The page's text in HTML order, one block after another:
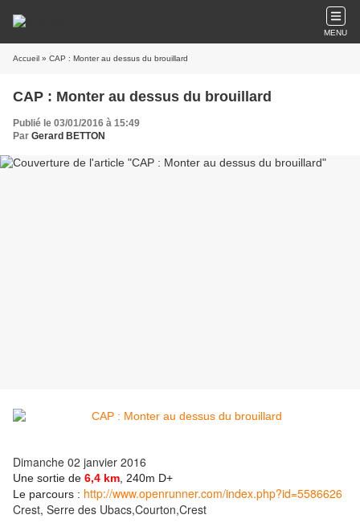
MENU
Accueil » CAP : Monter au dessus du brouillard
CAP : Monter au dessus du brouillard
Publié le 03/01/2016 à 15:49
Par Gerard BETTON
Dimanche 02 janvier 2016
Une sortie de 6,4 km 240m D+
Le parcours : http://www.openrunner.com/index.php?id=5586626
Crest, Serre des Ubacs,Courton,Crest